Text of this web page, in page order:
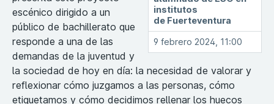
institutos
de Fuerteventura
9 febrero 2024, 11:00
escénico dirigido a un
público de bachillerato que
responde a una de las
demandas de la juventud y
la sociedad de hoy en día: la necesidad de valorar y
reflexionar cómo juzgamos a las personas, cómo
etiquetamos y cómo decidimos rellenar los huecos